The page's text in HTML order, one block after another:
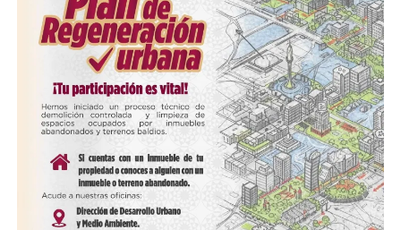
COMPARTE ESTA INFORMACIÓN